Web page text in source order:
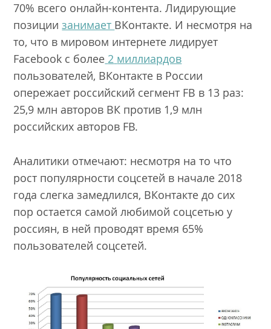
70% всего онлайн-контента. Лидирующие
позициизанимает ВКонтакте. И несмотря на
то, что в мировом интернете лидирует
Facebook с более 2 миллиардов
пользователей, ВКонтакте в России
опережает российский сегмент FB в 13 раз:
25,9 млн авторов ВК против 1,9 млн
российских авторов FB.
Аналитики отмечают: несмотря на то что
рост популярности соцсетей в начале 2018
года слегка замедлился, ВКонтакте до сих
пор остается самой любимой соцсетью у
россиян, в ней проводят время 65%
пользователей соцсетей.